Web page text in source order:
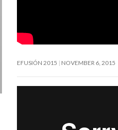
EFUSIÓN 2015 NOVEMBER 6, 2015